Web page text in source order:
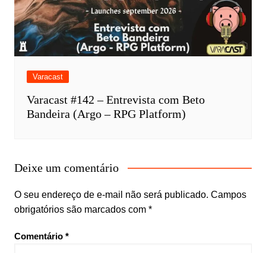
Varacast
Varacast #142 – Entrevista com Beto
Bandeira (Argo – RPG Platform)
Deixe um comentário
O seu endereço de e-mail não será publicado. Campos
obrigatórios são marcados com *
Comentário *